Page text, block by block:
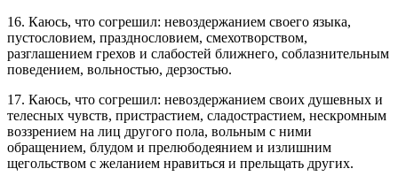
16. Каюсь, что согрешил: невоздержанием своего языка,
пустословием, празднословием, смехотворством,
разглашением грехов и слабостей ближнего, соблазнительным
поведением, вольностью, дерзостью.
17. Каюсь, что согрешил: невоздержанием своих душевных и
телесных чувств, пристрастием, сладострастием, нескромным
воззрением на лиц другого пола, вольным с ними
обращением, блудом и прелюбодеянием и излишним
щегольством с желанием нравиться и прельщать других.